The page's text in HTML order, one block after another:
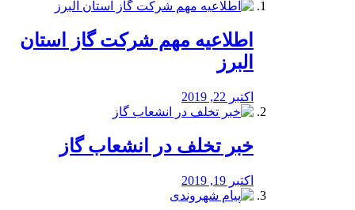
️اطلاعیه مهم شرکت گاز استان
البرز
اکتبر 22, 2019
خبر تخلف در انشعاب گاز
اکتبر 19, 2019